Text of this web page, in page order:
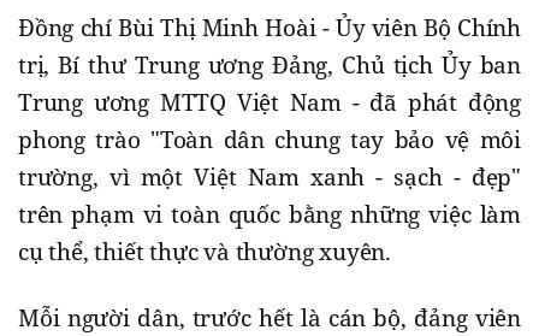
Đồng chí Bùi Thị Minh Hoài - Ủy viên Bộ Chính
trị, Bí thư Trung ương Đảng, Chủ tịch Ủy ban
Trung ương MTTQ Việt Nam - đã phát động
phong trào "Toàn dân chung tay bảo vệ môi
trường, vì một Việt Nam xanh - sạch - đẹp"
trên phạm vi toàn quốc bằng những việc làm
cụ thể, thiết thực và thường xuyên.
Mỗi người dân, trước hết là cán bộ, đảng viên